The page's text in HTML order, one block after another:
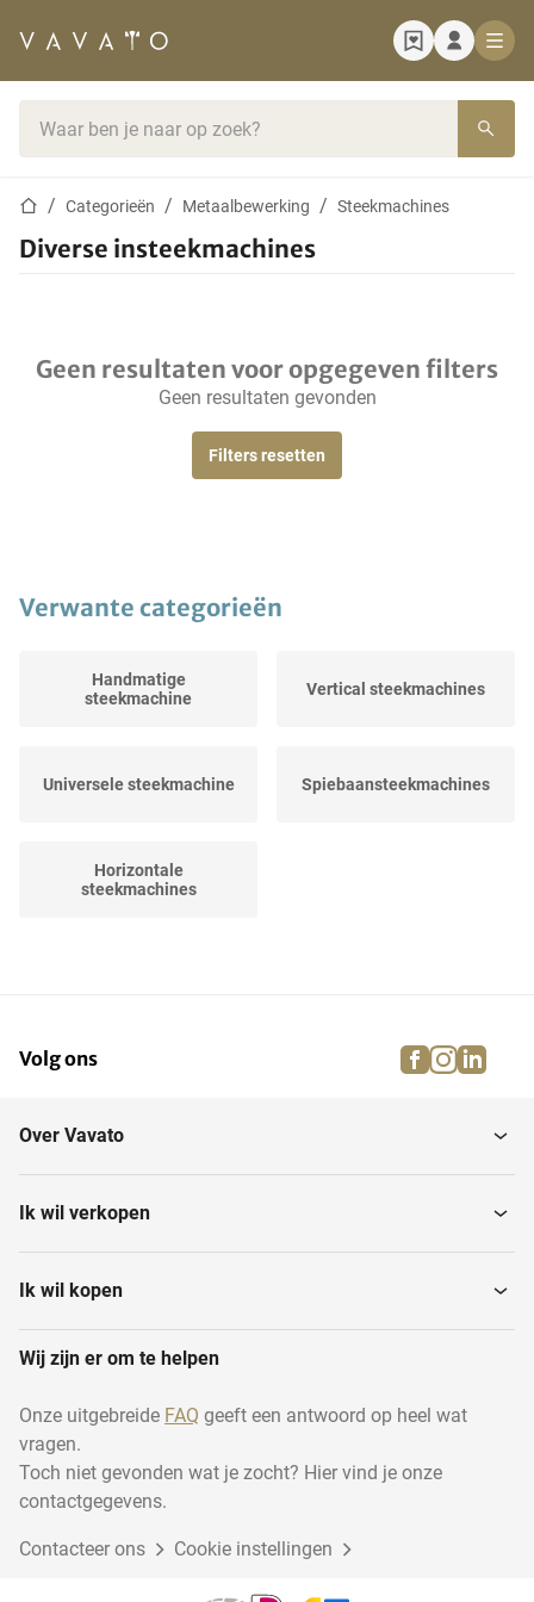
StartpaginaCategorieën Metaalbewerking Steekmachines
Diverse insteekmachines
Geen resultaten voor opgegeven filters
Geen resultaten gevonden
Filters resetten
Verwante categorieën
Handmatige
steekmachine
Vertical steekmachines
Universele steekmachine Spiebaansteekmachines
Horizontale
steekmachines
Volg ons facebook
Over Vavato
Ik wil verkopen
Ik wil kopen
Wij zijn er om te helpen
Onze uitgebreide FAQ geeft een antwoord op heel wat
vragen.
Toch niet gevonden wat je zocht? Hier vind je onze
contactgegevens.
Contacteer ons Cookie instellingen